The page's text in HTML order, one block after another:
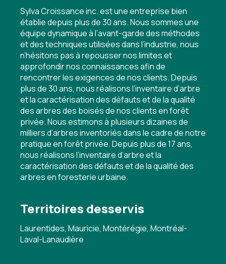
Sylva Croissance inc. est une entreprise bien
établie depuis plus de 30 ans. Nous sommes une
équipe dynamique à l’avant-garde des méthodes
et des techniques utilisées dans l’industrie, nous
n’hésitons pas à repousser nos limites et
approfondir nos connaissances afin de
rencontrer les exigences de nos clients. Depuis
plus de 30 ans, nous réalisons l’inventaire d’arbre
et la caractérisation des défauts et de la qualité
des arbres des boisés de nos clients en forêt
privée. Nous estimons à plusieurs dizaines de
milliers d’arbres inventoriés dans le cadre de notre
pratique en forêt privée. Depuis plus de 17 ans,
nous réalisons l’inventaire d’arbre et la
caractérisation des défauts et de la qualité des
arbres en foresterie urbaine.
Territoires desservis
Laurentides, Mauricie, Montérégie, Montréal-
Laval-Lanaudière